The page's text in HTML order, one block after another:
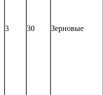
3 30 Зерновые